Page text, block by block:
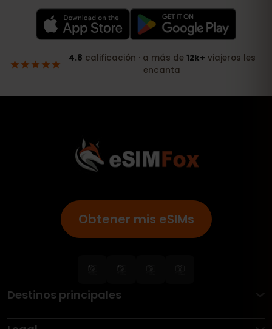
Obtener mis eSIMs
Destinos principales